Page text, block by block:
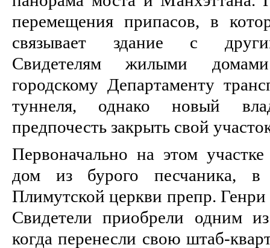
перемещения припасов, в
связывает здание с
Свидетелям жилыми
городскому Департаменту
туннеля, однако новый
предпочесть закрыть свой
Первоначально на этом
дом из бурого песчаника,
Плимутской церкви препр.
Свидетели приобрели одним
когда перенесли свою штаб-